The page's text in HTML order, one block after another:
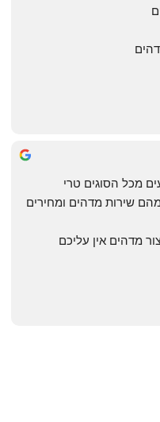
מדהים אין עליכם